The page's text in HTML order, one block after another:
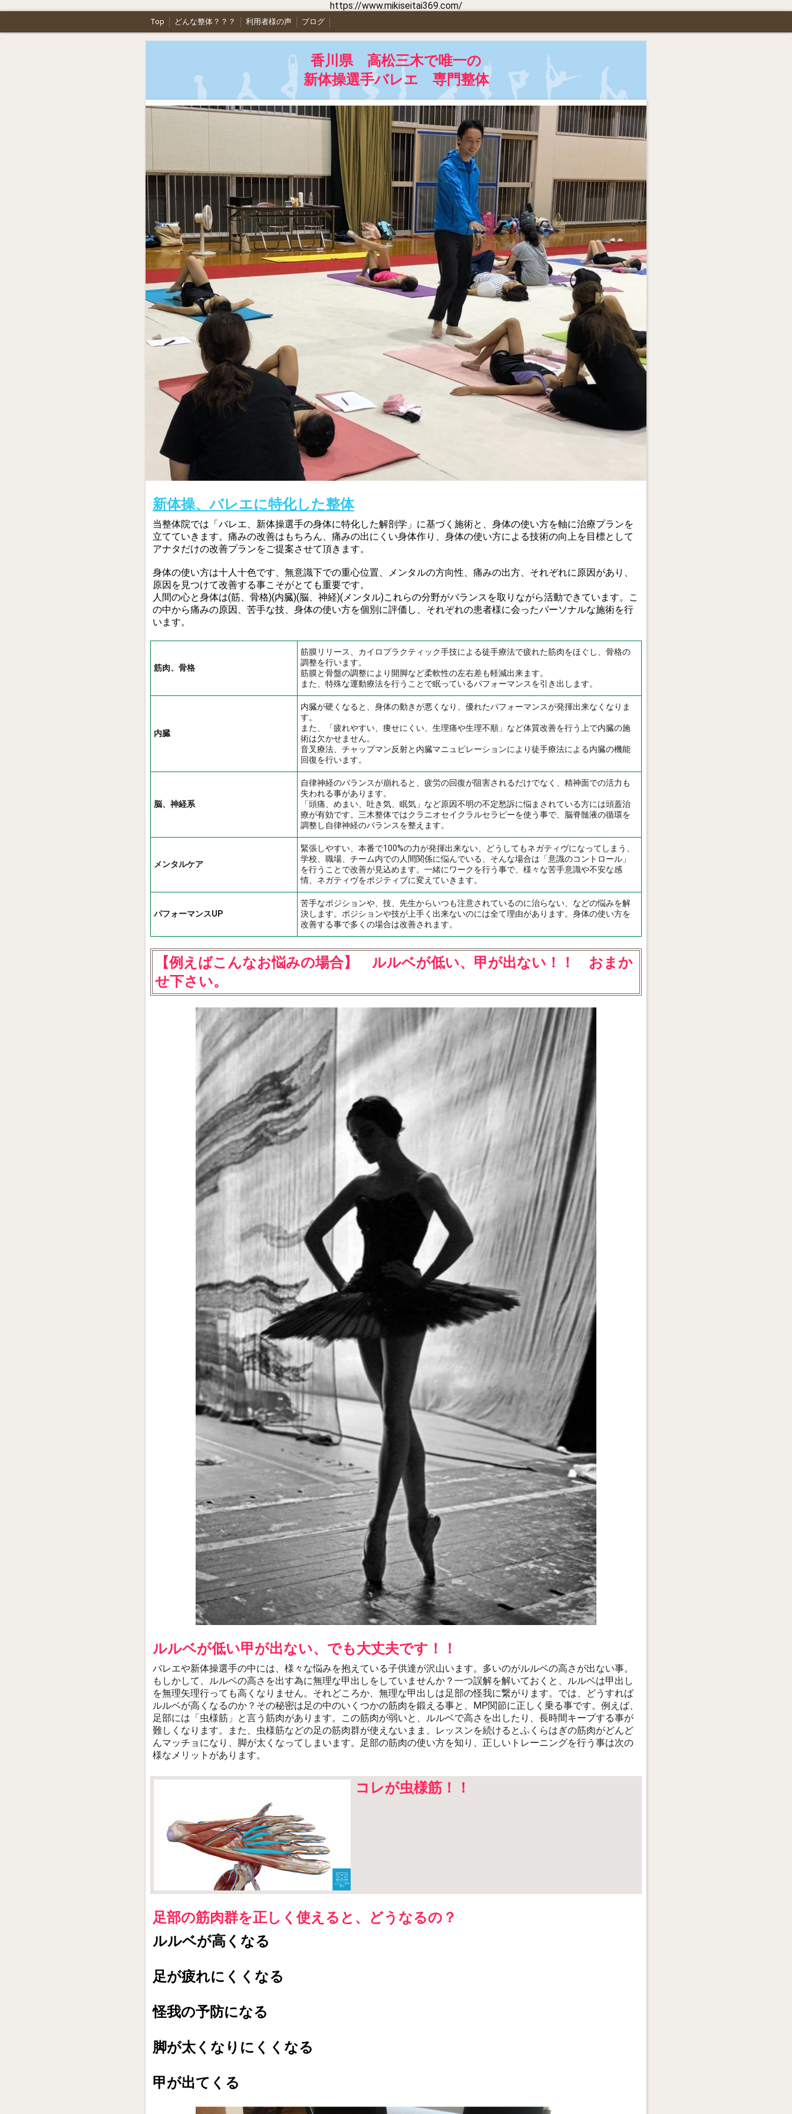
https://www.mikiseitai369.com/
Top どんな整体？？？ 利用者様の声 ブログ
香川県 高松三木で唯一の
新体操選手バレエ 専門整体
新体操、バレエに特化した整体
当整体院では「バレエ、新体操選手の身体に特化した解剖学」に基づく施術と、身体の使い方を軸に治療プランを
立てていきます。痛みの改善はもちろん、痛みの出にくい身体作り、身体の使い方による技術の向上を目標として
アナタだけの改善プランをご提案させて頂きます。
身体の使い方は十人十色です、無意識下での重心位置、メンタルの方向性、痛みの出方、それぞれに原因があり、
原因を見つけて改善する事こそがとても重要です。
人間の心と身体は(筋、骨格)(内臓)(脳、神経)(メンタル)これらの分野がバランスを取りながら活動できています。こ
の中から痛みの原因、苦手な技、身体の使い方を個別に評価し、それぞれの患者様に会ったパーソナルな施術を行
います。
筋肉、骨格
筋膜リリース、カイロプラクティック手技による徒手療法で疲れた筋肉をほぐし、骨格の
調整を行います。
筋膜と骨盤の調整により開脚など柔軟性の左右差も軽減出来ます。
また、特殊な運動療法を行うことで眠っているパフォーマンスを引き出します。
内臓
内臓が硬くなると、身体の動きが悪くなり、優れたパフォーマンスが発揮出来なくなりま
す。
また、「疲れやすい、痩せにくい、生理痛や生理不順」など体質改善を行う上で内臓の施
術は欠かせません。
音叉療法、チャップマン反射と内臓マニュピレーションにより徒手療法による内臓の機能
回復を行います。
脳、神経系
自律神経のバランスが崩れると、疲労の回復が阻害されるだけでなく、精神面での活力も
失われる事があります。
「頭痛、めまい、吐き気、眠気」など原因不明の不定愁訴に悩まされている方には頭蓋治
療が有効です。三木整体ではクラニオセイクラルセラピーを使う事で、脳脊髄液の循環を
調整し自律神経のバランスを整えます。
メンタルケア
緊張しやすい、本番で100%の力が発揮出来ない、どうしてもネガティヴになってしまう、
学校、職場、チーム内での人間関係に悩んでいる、そんな場合は「意識のコントロール」
を行うことで改善が見込めます。一緒にワークを行う事で、様々な苦手意識や不安な感
情、ネガティヴをポジティブに変えていきます。
パフォーマンスUP
苦手なポジションや、技、先生からいつも注意されているのに治らない、などの悩みを解
決します。ポジションや技が上手く出来ないのには全て理由があります。身体の使い方を
改善する事で多くの場合は改善されます。
【例えばこんなお悩みの場合】 ルルベが低い、甲が出ない！！ おまか
せ下さい。
ルルベが低い甲が出ない、でも大丈夫です！！
バレエや新体操選手の中には、様々な悩みを抱えている子供達が沢山います。多いのがルルベの高さが出ない事。
もしかして、ルルベの高さを出す為に無理な甲出しをしていませんか？一つ誤解を解いておくと、ルルベは甲出し
を無理矢理行っても高くなりません。それどころか、無理な甲出しは足部の怪我に繋がります。では、どうすれば
ルルベが高くなるのか？その秘密は足の中のいくつかの筋肉を鍛える事と、MP関節に正しく乗る事です。例えば、
足部には「虫様筋」と言う筋肉があります。この筋肉が弱いと、ルルベで高さを出したり、長時間キープする事が
難しくなります。また、虫様筋などの足の筋肉群が使えないまま、レッスンを続けるとふくらはぎの筋肉がどんど
んマッチョになり、脚が太くなってしまいます。足部の筋肉の使い方を知り、正しいトレーニングを行う事は次の
様なメリットがあります。
コレが虫様筋！！
足部の筋肉群を正しく使えると、どうなるの？
ルルベが高くなる
足が疲れにくくなる
怪我の予防になる
脚が太くなりにくくなる
甲が出てくる